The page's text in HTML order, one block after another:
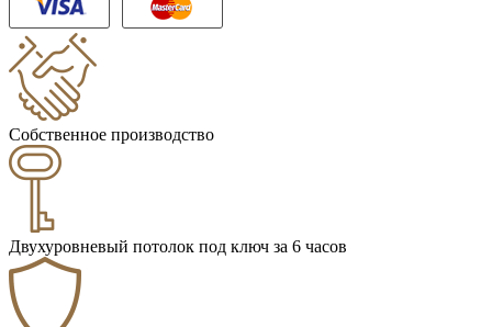
Собственное производство
Двухуровневый потолок под ключ за 6 часов